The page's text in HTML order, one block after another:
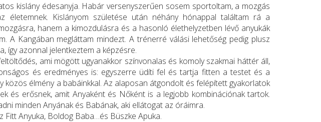
kislány édesanyja. Habár versenyszerűen sosem sportoltam, a mozgás
életemnek. Kislányom születése után néhány hónappal találtam rá a
hanem a kimozdulásra és a hasonló élethelyzetben lévő anyukák
A Kangában megláttam mindezt. A trénerré válási lehetőség pedig plusz
így azonnal jelentkeztem a képzésre.
ami mögött ugyanakkor színvonalas és komoly szakmai háttér áll,
és eredményes is: egyszerre üdíti fel és tartja fitten a testet és a
közös élmény a babáinkkal. Az alaposan átgondolt és felépített gyakorlatok
és erősnek, amit Anyaként és Nőként is a legjobb kombinációnak tartok.
minden Anyának és Babának, aki ellátogat az óráimra.
Fitt Anyuka, Boldog Baba…és Büszke Apuka.